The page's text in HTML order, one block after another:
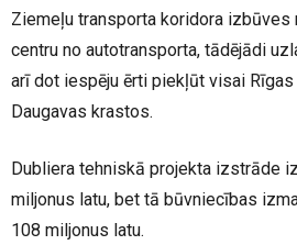
Ziemeļu transporta koridora
centru no autotransporta, tādējādi
arī dot iespēju ērti piekļūt visai
Daugavas krastos.
Dubliera tehniskā projekta izstrāde
miljonus latu, bet tā būvniecības
108 miljonus latu.